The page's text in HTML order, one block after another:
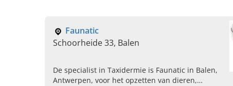
Faunatic
Schoorheide 33, Balen
De specialist in Taxidermie is Faunatic in Balen,
Antwerpen, voor het opzetten van dieren,